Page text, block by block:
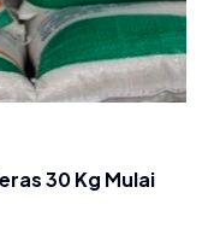
30 Kg Mulai